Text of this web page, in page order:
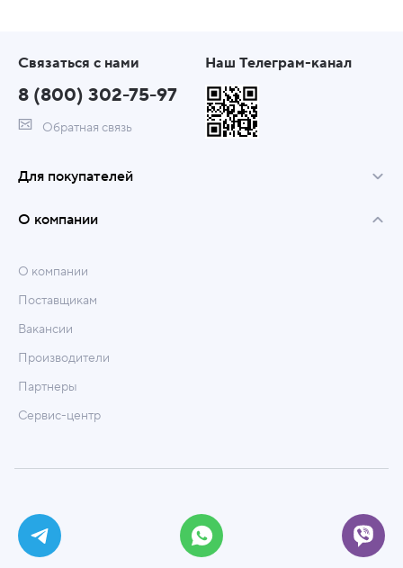
Связаться с нами
8 (800) 302-75-97
Обратная связь
Наш Телеграм-канал
Для покупателей
О компании
О компании
Поставщикам
Вакансии
Производители
Партнеры
Сервис-центр